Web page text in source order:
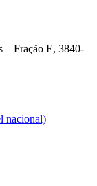
– Fração E, 3840-
nacional)